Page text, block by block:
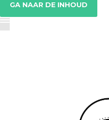
GA NAAR DE INHOUD